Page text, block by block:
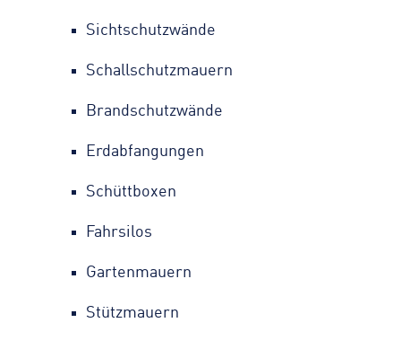
Sichtschutzwände
Schallschutzmauern
Brandschutzwände
Erdabfangungen
Schüttboxen
Fahrsilos
Gartenmauern
Stützmauern